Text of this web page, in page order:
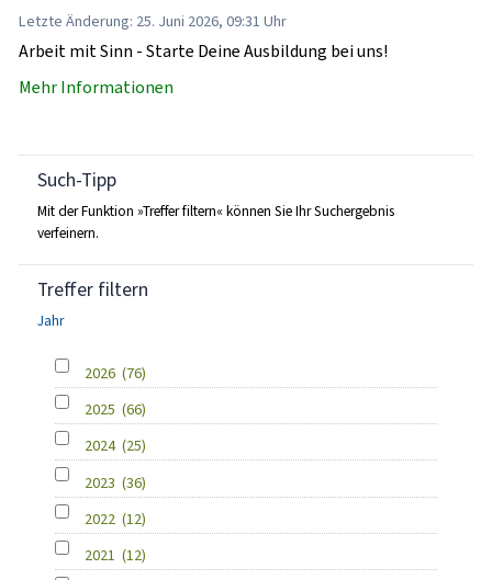
Letzte Änderung: 25. Juni 2026, 09:31 Uhr
Arbeit mit Sinn - Starte Deine Ausbildung bei uns!
Mehr Informationen
Such-Tipp
Mit der Funktion »Treffer filtern« können Sie Ihr Suchergebnis
verfeinern.
Treffer filtern
Jahr
2026 (76)
2025 (66)
2024 (25)
2023 (36)
2022 (12)
2021 (12)